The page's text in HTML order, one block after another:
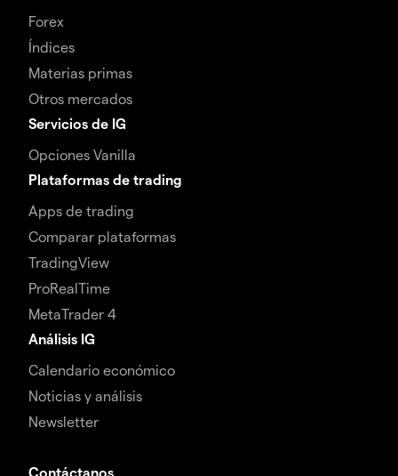
Forex
Índices
Materias primas
Otros mercados
Servicios de IG
Opciones Vanilla
Plataformas de trading
Apps de trading
Comparar plataformas
TradingView
ProRealTime
MetaTrader 4
Análisis IG
Calendario económico
Noticias y análisis
Newsletter
Contáctanos